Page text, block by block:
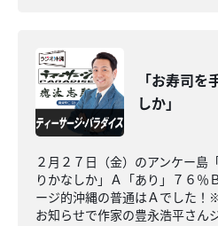
「お寿司
しか」
２月２７日（金）のアンケー島
りかなしか」Ａ「あり」７６％
ージ的沖縄の普通はＡでした
お知らせで作家の豊永浩平さん